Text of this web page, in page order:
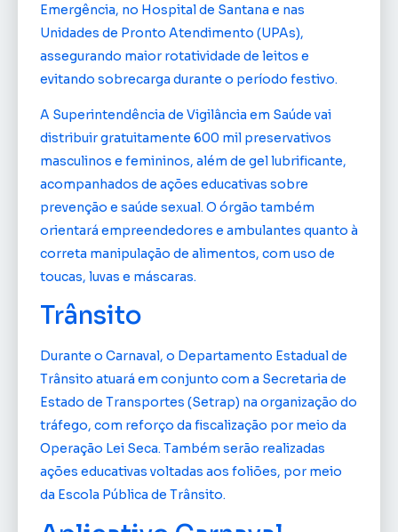
Emergência, no Hospital de Santana e nas
Unidades de Pronto Atendimento (UPAs),
assegurando maior rotatividade de leitos e
evitando sobrecarga durante o período festivo.
A Superintendência de Vigilância em Saúde vai
distribuir gratuitamente 600 mil preservativos
masculinos e femininos, além de gel lubrificante,
acompanhados de ações educativas sobre
prevenção e saúde sexual. O órgão também
orientará empreendedores e ambulantes quanto à
correta manipulação de alimentos, com uso de
toucas, luvas e máscaras.
Trânsito
Durante o Carnaval, o Departamento Estadual de
Trânsito atuará em conjunto com a Secretaria de
Estado de Transportes (Setrap) na organização do
tráfego, com reforço da fiscalização por meio da
Operação Lei Seca. Também serão realizadas
ações educativas voltadas aos foliões, por meio
da Escola Pública de Trânsito.